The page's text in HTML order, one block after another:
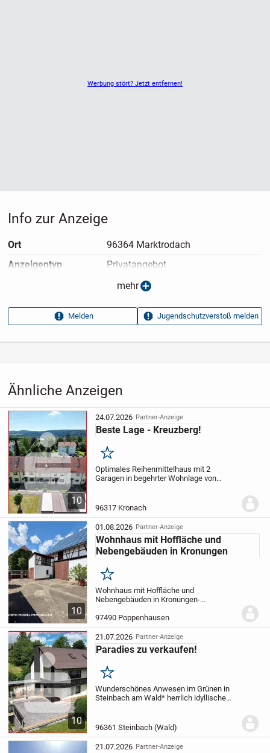
Werbung stört? Jetzt entfernen!
Ähnliche Anzeigen
10
24.07.2026 Partner-Anzeige
Beste Lage - Kreuzberg!
Merken
Optimales Reihenmittelhaus mit 2
Garagen in begehrter Wohnlage von
Windfang mit Gäste-WC, Küche - inkl.
96317 Kronach
10
01.08.2026 Partner-Anzeige
Wohnhaus mit Hoffläche und
Nebengebäuden in Kronungen
Merken
Wohnhaus mit Hoffläche und
Nebengebäuden in Kronungen-
(ehemalige Stallungen)
des Wohnhauses ausbaufähig- Scheune
mit Zugang zu einem Gewölbekelle...
97490 Poppenhausen
10
21.07.2026 Partner-Anzeige
Paradies zu verkaufen!
Merken
Wunderschönes Anwesen im Grünen in
Steinbach am Wald* herrlich idyllische
Sackgasse* insgesamt 4.614 m²
Grundstücksgröß...
96361 Steinbach (Wald)
21.07.2026 Partner-Anzeige
Info zur Anzeige
Ort
96364 Marktrodach
Anzeigen­typ
Privatangebot
13.05.2026
Aufrufe dieser
18
mehr
Melden Jugendschutzverstoß melden